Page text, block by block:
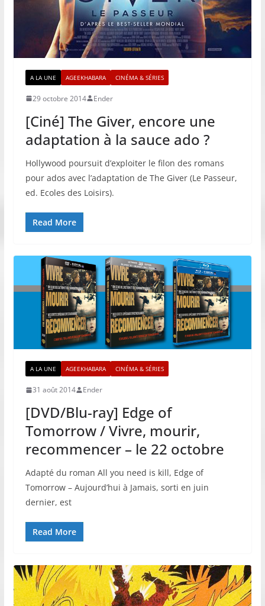
A LA UNE AGEEKHABARA CINÉMA & SÉRIES
29 octobre 2014 Ender
[Ciné] The Giver, encore une
adaptation à la sauce ado ?
Hollywood poursuit d’exploiter le filon des romans
pour ados avec l’adaptation de The Giver (Le Passeur,
ed. Ecoles des Loisirs).
Read More
A LA UNE AGEEKHABARA CINÉMA & SÉRIES
31 août 2014 Ender
[DVD/Blu-ray] Edge of
Tomorrow / Vivre, mourir,
recommencer – le 22 octobre
Adapté du roman All you need is kill, Edge of
Tomorrow – Aujourd’hui à Jamais, sorti en juin
dernier, est
Read More